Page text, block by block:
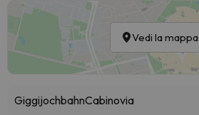
Vedi la mappa
GiggijochbahnCabinovia